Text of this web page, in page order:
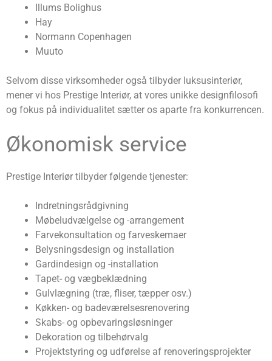
Illums Bolighus
Hay
Normann Copenhagen
Muuto
Selvom disse virksomheder også tilbyder luksusinteriør,
mener vi hos Prestige Interiør, at vores unikke designfilosofi
og fokus på individualitet sætter os aparte fra konkurrencen.
Økonomisk service
Prestige Interiør tilbyder følgende tjenester:
Indretningsrådgivning
Møbeludvælgelse og -arrangement
Farvekonsultation og farveskemaer
Belysningsdesign og installation
Gardindesign og -installation
Tapet- og vægbeklædning
Gulvlægning (træ, fliser, tæpper osv.)
Køkken- og badeværelsesrenovering
Skabs- og opbevaringsløsninger
Dekoration og tilbehørvalg
Projektstyring og udførelse af renoveringsprojekter